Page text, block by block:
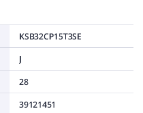
KSB32CP15T3SE
J
28
39121451